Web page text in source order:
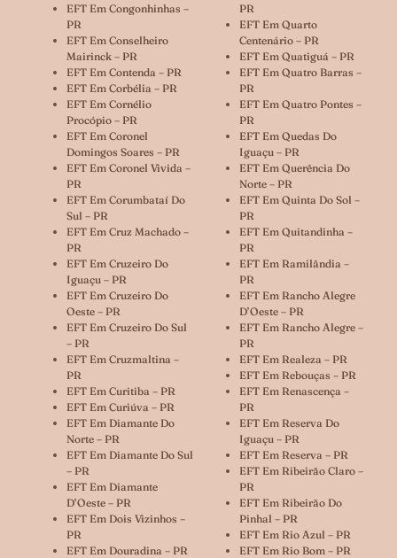
EFT Em Congonhinhas –
PR
EFT Em Conselheiro
Mairinck – PR
EFT Em Contenda – PR
EFT Em Corbélia – PR
EFT Em Cornélio
Procópio – PR
EFT Em Coronel
Domingos Soares – PR
EFT Em Coronel Vivida –
PR
EFT Em Corumbataí Do
Sul – PR
EFT Em Cruz Machado –
PR
EFT Em Cruzeiro Do
Iguaçu – PR
EFT Em Cruzeiro Do
Oeste – PR
EFT Em Cruzeiro Do Sul
– PR
EFT Em Cruzmaltina –
PR
EFT Em Curitiba – PR
EFT Em Curiúva – PR
EFT Em Diamante Do
Norte – PR
EFT Em Diamante Do Sul
– PR
EFT Em Diamante
D’Oeste – PR
EFT Em Dois Vizinhos –
PR
EFT Em Douradina – PR
PR
EFT Em Quarto
Centenário – PR
EFT Em Quatiguá – PR
EFT Em Quatro Barras –
PR
EFT Em Quatro Pontes –
PR
EFT Em Quedas Do
Iguaçu – PR
EFT Em Querência Do
Norte – PR
EFT Em Quinta Do Sol –
PR
EFT Em Quitandinha –
PR
EFT Em Ramilândia –
PR
EFT Em Rancho Alegre
D’Oeste – PR
EFT Em Rancho Alegre –
PR
EFT Em Realeza – PR
EFT Em Rebouças – PR
EFT Em Renascença –
PR
EFT Em Reserva Do
Iguaçu – PR
EFT Em Reserva – PR
EFT Em Ribeirão Claro –
PR
EFT Em Ribeirão Do
Pinhal – PR
EFT Em Rio Azul – PR
EFT Em Rio Bom – PR